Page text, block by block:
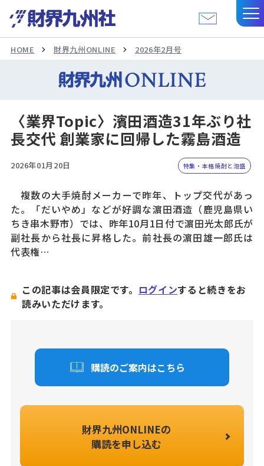
HOME 財界九州ONLINE 2026年2月号
〈業界Topic〉濱田酒造31年ぶり社
長交代 創業家に回帰した霧島酒造
2026年01月20日 特集・本格焼酎と泡盛
複数の大手焼酎メーカーで昨年、トップ交代があっ
た。「だいやめ」などが好調な濵田酒造（鹿児島県い
ちき串木野市）では、昨年10月1日付で濵田光太郎氏が
副社長から社長に昇格した。前社長の濵田雄一郎氏は
代表権…
この記事は会員限定です。 ログインすると続きをお
読みいただけます。
購読のご案内はこちら
財界九州ONLINEの
購読を申し込む